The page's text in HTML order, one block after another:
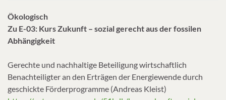
Ökologisch
Zu E-03: Kurs Zukunft – sozial gerecht aus der fossilen
Abhängigkeit
Gerechte und nachhaltige Beteiligung wirtschaftlich
Benachteiligter an den Erträgen der Energiewende durch
geschickte Förderprogramme (Andreas Kleist)